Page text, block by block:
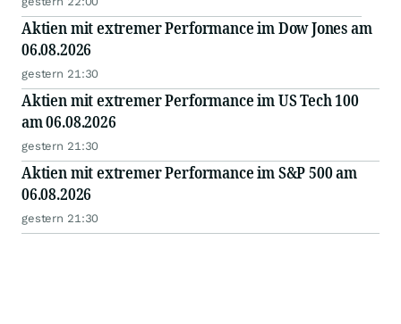
Aktien mit extremer Performance im Dow Jones am
06.08.2026
gestern 21:30
Aktien mit extremer Performance im US Tech 100
am 06.08.2026
gestern 21:30
Aktien mit extremer Performance im S&P 500 am
06.08.2026
gestern 21:30